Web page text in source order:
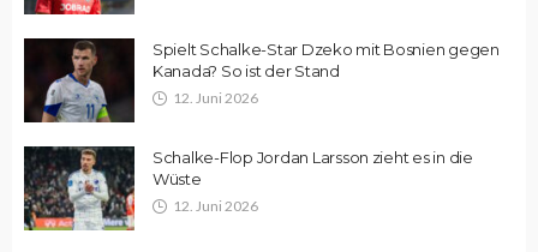
Spielt Schalke-Star Dzeko mit Bosnien gegen
Kanada? So ist der Stand
12. Juni 2026
Schalke-Flop Jordan Larsson zieht es in die
Wüste
12. Juni 2026